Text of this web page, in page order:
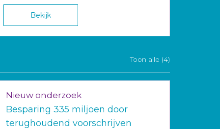
Bekijk
Toon alle (4)
Nieuw onderzoek
Besparing 335 miljoen door
terughoudend voorschrijven